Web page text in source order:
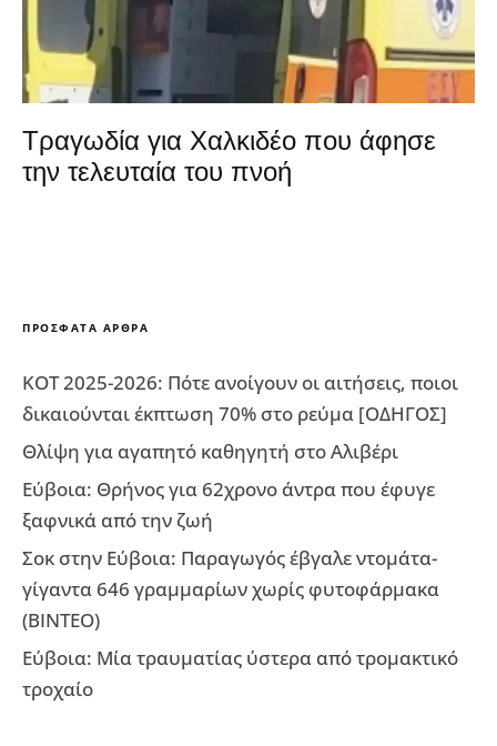
Τραγωδία για Χαλκιδέο που άφησε
την τελευταία του πνοή
ΠΡΌΣΦΑΤΑ ΆΡΘΡΑ
ΚΟΤ 2025-2026: Πότε ανοίγουν οι αιτήσεις, ποιοι
δικαιούνται έκπτωση 70% στο ρεύμα [ΟΔΗΓΟΣ]
Θλίψη για αγαπητό καθηγητή στο Αλιβέρι
Εύβοια: Θρήνος για 62χρονο άντρα που έφυγε
ξαφνικά από την ζωή
Σοκ στην Εύβοια: Παραγωγός έβγαλε ντομάτα-
γίγαντα 646 γραμμαρίων χωρίς φυτοφάρμακα
(ΒΙΝΤΕΟ)
Εύβοια: Μία τραυματίας ύστερα από τρομακτικό
τροχαίο